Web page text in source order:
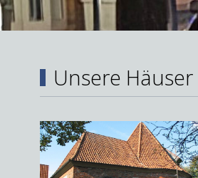
Unsere Häuser